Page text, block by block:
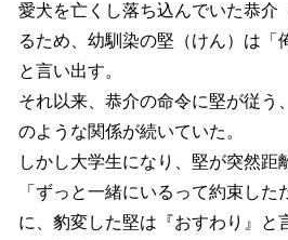
愛犬を亡くし落ち込んでいた恭介
るため、幼馴染の堅（けん）は「
と言い出す。
それ以来、恭介の命令に堅が従う
のような関係が続いていた。
しかし大学生になり、堅が突然距
「ずっと一緒にいるって約束し
に、豹変した堅は『おすわり』